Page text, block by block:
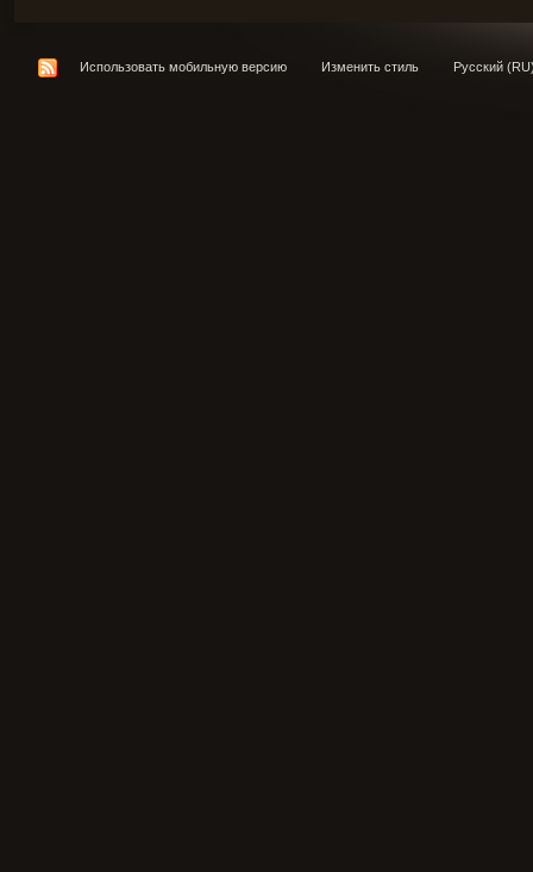
Использовать мобильную версию Изменить стиль Русский